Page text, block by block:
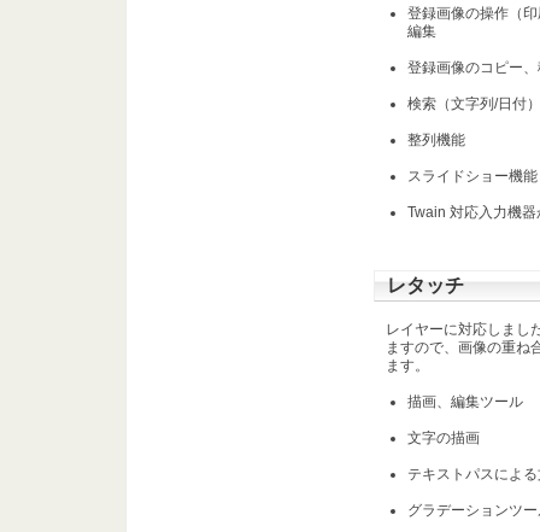
登録画像の操作（
編集
登録画像のコピー
検索（文字列/日付
整列機能
スライドショー機能
Twain 対応入力機
レタッチ
レイヤーに対応しまし
ますので、画像の重ね
ます。
描画、編集ツール
文字の描画
テキストパスによ
グラデーションツ